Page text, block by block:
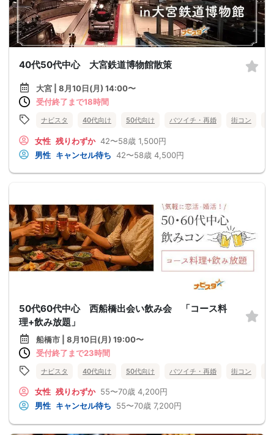
40代50代中心 大宮鉄道博物館散策
大宮 | 8月10日(月) 14:00〜
受付終了まで18時間
ナビスタ 40代向け 50代向け バツイチ・再婚 街コン
女性 残りわずか 42〜58歳 1,500円
男性 キャンセル待ち 42〜58歳 4,500円
50代60代中心 西船橋出会い飲み会 「コース料
理+飲み放題」
船橋市 | 8月10日(月) 19:00〜
受付終了まで23時間
ナビスタ 40代向け 50代向け バツイチ・再婚 街コン
女性 残りわずか 55〜70歳 4,200円
男性 キャンセル待ち 55〜70歳 7,200円